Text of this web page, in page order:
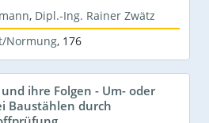
, Dipl.-Ing. Rainer Zwätz
Normung, 176
ihre Folgen - Um- oder
Baustählen durch